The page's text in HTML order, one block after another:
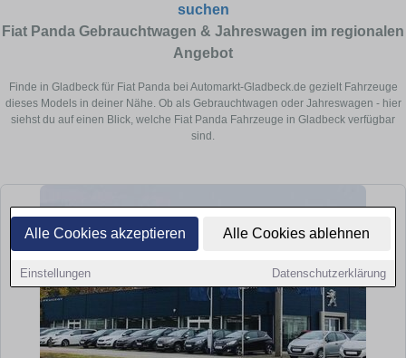
Alle Cookies akzeptieren Alle Cookies ablehnen
Einstellungen Datenschutzerklärung
suchen
Fiat Panda Gebrauchtwagen & Jahreswagen im regionalen
Angebot
Finde in Gladbeck für Fiat Panda bei Automarkt-Gladbeck.de gezielt Fahrzeuge
dieses Models in deiner Nähe. Ob als Gebrauchtwagen oder Jahreswagen - hier
siehst du auf einen Blick, welche Fiat Panda Fahrzeuge in Gladbeck verfügbar
sind.